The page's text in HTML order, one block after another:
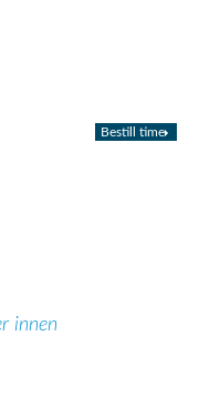
Bestill time
innen